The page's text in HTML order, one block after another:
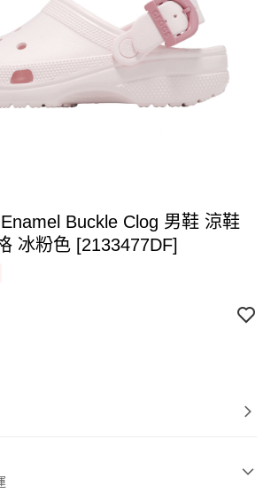
Buckle Clog 男鞋 涼鞋
冰粉色 [2133477DF]